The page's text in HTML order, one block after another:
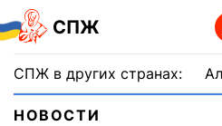
СПЖ
СПЖ в других странах:
НОВОСТИ